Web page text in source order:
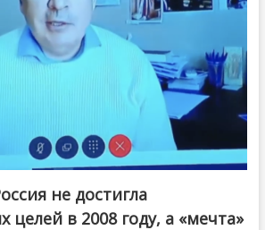
не достигла
целей в 2008 году, а «мечта»